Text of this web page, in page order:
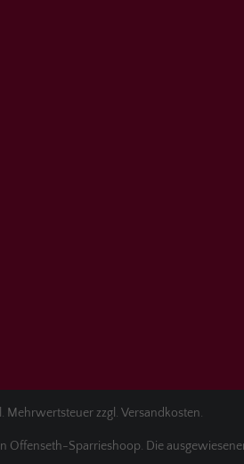
Mehrwertsteuer zzgl. Versandkosten.
Offenseth-Sparrieshoop. Die